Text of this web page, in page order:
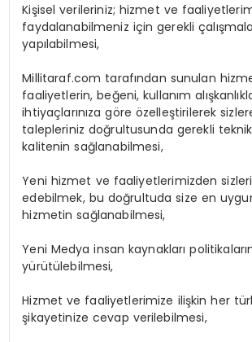
Kişisel verileriniz; hizmet ve
faydalanabilmeniz için gerekli
yapılabilmesi,
Millitaraf.com tarafından sunulan
faaliyetlerin, beğeni, kullanım
ihtiyaçlarınıza göre özelleştirilerek
talepleriniz doğrultusunda gerekli
kalitenin sağlanabilmesi,
Yeni hizmet ve faaliyetlerimizden
edebilmek, bu doğrultuda size en
hizmetin sağlanabilmesi,
Yeni Medya insan kaynakları
yürütülebilmesi,
Hizmet ve faaliyetlerimize ilişkin her
şikayetinize cevap verilebilmesi,